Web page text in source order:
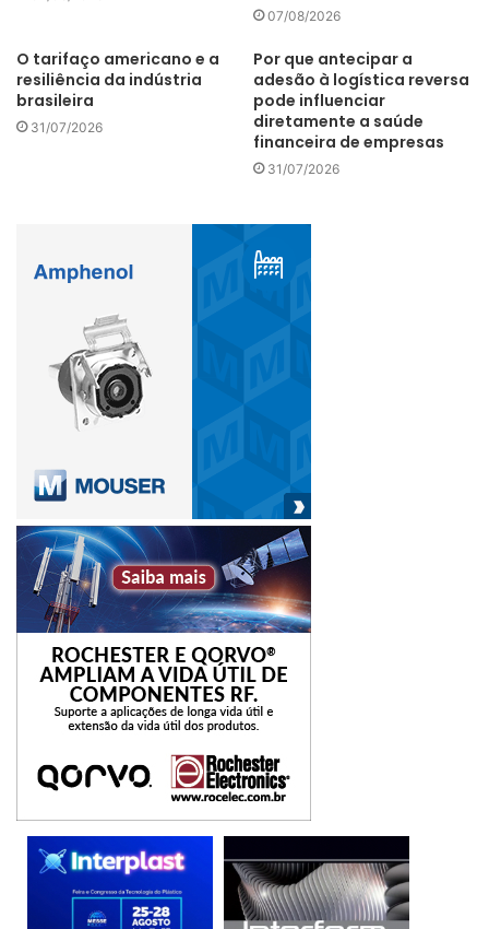
viabiliza a entrada dos dispositivos e evita muitos
No caso de conectores de fios a norma básica é UL
486A/B. Trata-se de regras do padrão de segurança que
deste padrão é garantir que os conectores de fio forneçam
normatização abrange aspectos importantes como
resistência mecânica, condutividade elétrica e resistência
a fatores ambientais como temperatura e corrosão. As
exigências garantem que os conectores sejam robustos e
adequados para uso prolongado.
A marca UL, realmente, é muito reconhecida e transmite
confiança tanto aos parceiros comerciais quanto aos
consumidores. Ela indica sobretudo que o produto é
confiável e principalmente seguro, porque garante que os
conectores passaram por testes e atendem rigorosos
padrões de segurança, características que reduzem riscos
de curtos-circuitos, choques elétricos e incêndios, além
CERTIFICAÇÕES DIVERSAS –Uma outra certificação
relevante, a Ansi (American National Standards Institute)
define para produtos elétricos alguns padrões de
07/08/2026
O tarifaço americano e a
resiliência da indústria
brasileira
31/07/2026
Por que antecipar a
adesão à logística reversa
pode influenciar
diretamente a saúde
financeira de empresas
31/07/2026